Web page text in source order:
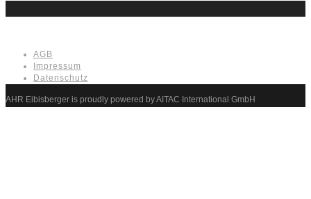
AGB
Impressum
Datenschutz
AHR Eibisberger is proudly powered by AITAC International GmbH